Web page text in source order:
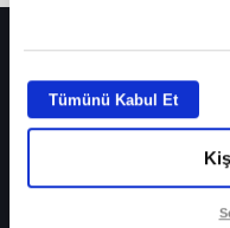
Tümünü Kabul Et
Fenerbahçe’de sürpriz ayrılık
Fenerbahçe’nin yeni transferi
Galatasaray’da rota yeniden